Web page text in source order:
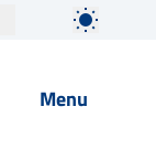
Menu